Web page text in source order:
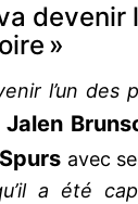
devenir
»
l’un des
Jalen
Spurs avec
a été